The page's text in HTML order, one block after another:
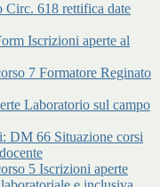
Circ. 618 rettifica date
Iscrizioni aperte al
7 Formatore Reginato
Laboratorio sul campo
DM 66 Situazione corsi
5 Iscrizioni aperte